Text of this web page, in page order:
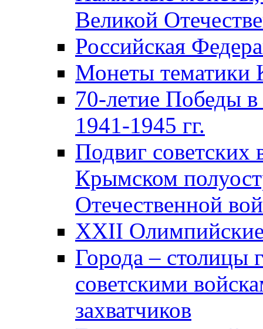
Великой
Российская
Монеты тематики
70-летие Победы
1941-1945 гг.
Подвиг советских
Крымском
Отечественной
XXII
Города – столицы
советскими
захватчиков